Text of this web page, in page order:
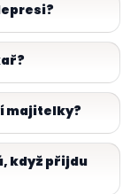
majitelky?
když přijdu